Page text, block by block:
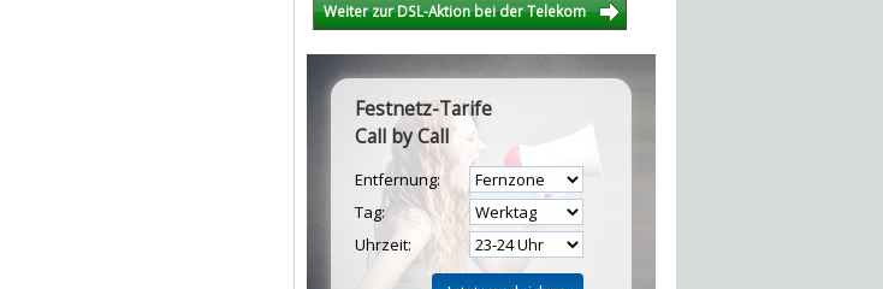
Weiter zur DSL-Aktion bei der Telekom
Festnetz-Tarife
Call by Call
Entfernung:
Tag:
Uhrzeit: